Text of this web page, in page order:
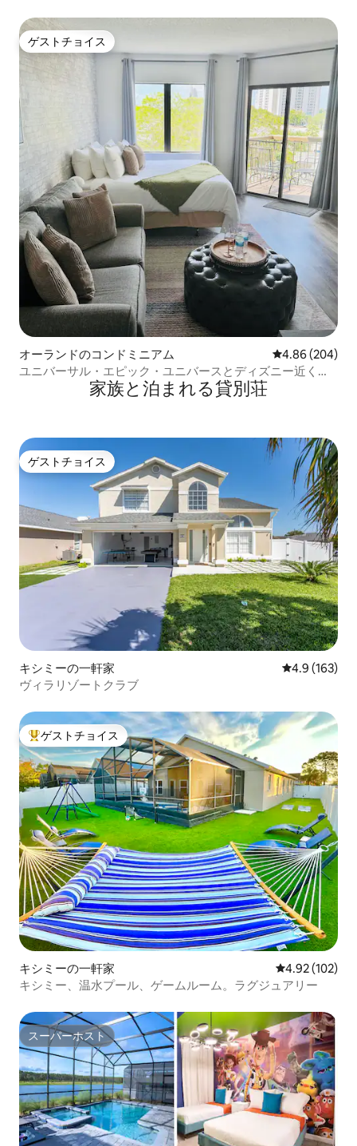
ゲストチョイス
ゲストチョイス
オーランドのコンドミニアム レビュー204
4.86 (204)
ユニバーサル・エピック・ユニバースとディズニー近くの
豪華なワンルーム家族と泊まれる貸別荘
ゲストチョイス
ゲストチョイス
キシミーの一軒家 レビュー163
4.9 (163)
ヴィラリゾートクラブ
大好評のゲストチョイスです。
ゲストチョイス
キシミーの一軒家 レビュー102
4.92 (102)
キシミー、温水プール、ゲームルーム。ラグジュアリー
スーパーホスト
スーパーホスト